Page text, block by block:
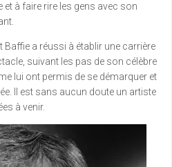
à faire rire les gens avec son
Baffie a réussi à établir une carrière
suivant les pas de son célèbre
lui ont permis de se démarquer et
Il est sans aucun doute un artiste
à venir.